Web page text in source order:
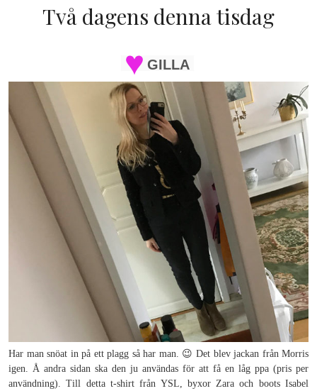
Två dagens denna tisdag
GILLA
Har man snöat in på ett plagg så har man. 😉 Det blev jackan från Morris
igen. Å andra sidan ska den ju användas för att få en låg ppa (pris per
användning). Till detta t-shirt från YSL, byxor Zara och boots Isabel